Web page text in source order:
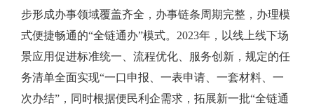
步形成办事领域覆盖齐全，办事链条周期完整，办理模
式便捷畅通的“全链通办”模式。 2023年，以线上线下场
景应用促进标准统一、流程优化、服务创新，规定的任
务清单全面实现“一口申报、一表申请、一套材料、一
次办结” ，同时根据便民利企需求，拓展新一批“全链通